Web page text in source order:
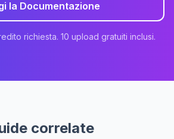
la Documentazione
richiesta. 10 upload gratuiti inclusi.
correlate